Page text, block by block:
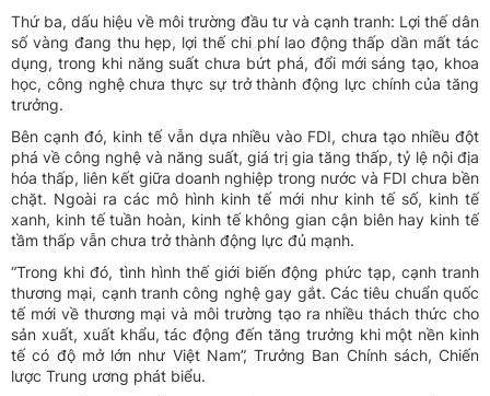
Thứ ba, dấu hiệu về môi trường đầu tư và cạnh tranh: Lợi thế dân
số vàng đang thu hẹp, lợi thế chi phí lao động thấp dần mất tác
dụng, trong khi năng suất chưa bứt phá, đổi mới sáng tạo, khoa
học, công nghệ chưa thực sự trở thành động lực chính của tăng
trưởng.
Bên cạnh đó, kinh tế vẫn dựa nhiều vào FDI, chưa tạo nhiều đột
phá về công nghệ và năng suất, giá trị gia tăng thấp, tỷ lệ nội địa
hóa thấp, liên kết giữa doanh nghiệp trong nước và FDI chưa bền
chặt. Ngoài ra các mô hình kinh tế mới như kinh tế số, kinh tế
xanh, kinh tế tuần hoàn, kinh tế không gian cận biên hay kinh tế
tầm thấp vẫn chưa trở thành động lực đủ mạnh.
“Trong khi đó, tình hình thế giới biến động phức tạp, cạnh tranh
thương mại, cạnh tranh công nghệ gay gắt. Các tiêu chuẩn quốc
tế mới về thương mại và môi trường tạo ra nhiều thách thức cho
sản xuất, xuất khẩu, tác động đến tăng trưởng khi một nền kinh
tế có độ mở lớn như Việt Nam”, Trưởng Ban Chính sách, Chiến
lược Trung ương phát biểu.